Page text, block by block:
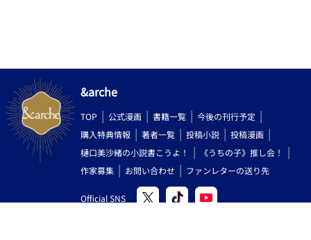
い、兄(養子)がいる。 橘 焔(20代半ば) 橘財閥の次期当主として、
とある研究所から連れ出された蓮の兄。 程無くして、橘家にも蓮
が誕生したため、自らを蓮の身の回りの世話役として欲しいと蓮
の父に直訴した。橘財閥の化学研究所で、新薬の臨床実験を受け
ていた。 生家が貧しかった為、研究所の近くに乳飲み子であるに
も関わらず置き去りにされていた所を数人の研究員に保護され
た。 薬の影響で髪が所々白髪混じり。 利発で、行動力がある。 蓮
を大切にしており、実の弟と思っている。 この話での主人公は橘
兄弟です。 ーーーーーーーーーーーーーーーーーーーーーーー ピ
クルーさんのHP内 ちまころめ～か～さんの機能をお借りして キ
ャライメージを作成いたしております<(_ _)> シンプルで可愛いの
&arche
TOP 公式漫画 書籍一覧
今後の刊行予定
購入特典情報
著者一覧 投稿小説
投稿漫画
樋口美沙緒の小説書こうよ！
《うちの子》推し会！
作家募集
お問い合わせ ファンレターの送り先
Official SNS